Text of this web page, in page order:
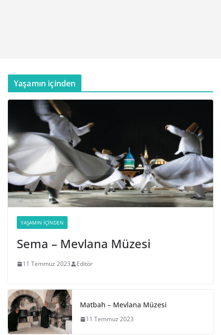
Yaşamın içinden
YAŞAMIN İÇINDEN
Sema – Mevlana Müzesi
11 Temmuz 2023 Editör
Matbah – Mevlana Müzesi
11 Temmuz 2023